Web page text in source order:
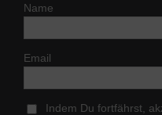
Name
Email
Indem Du fortfährst,